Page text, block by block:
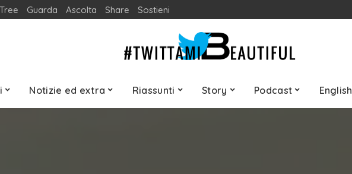
Guarda Ascolta Share Sostieni
Notizie ed extra Riassunti Story Podcast English